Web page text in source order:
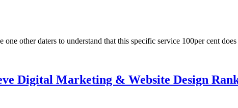
other daters to understand that this specific service 100per cent
Digital Marketing & Website Design